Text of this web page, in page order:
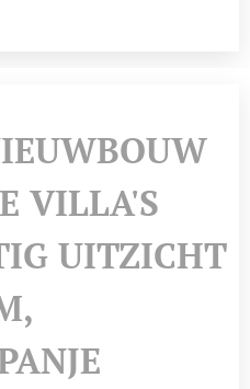
VILLA'S
UITZICHT